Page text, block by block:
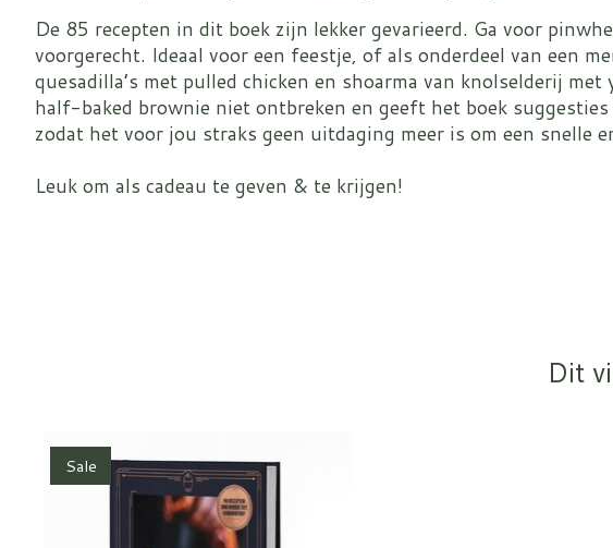
De 85 recepten in dit boek zijn lekker gevarieerd. Ga voor
voorgerecht. Ideaal voor een feestje, of als onderdeel van een
quesadilla’s met pulled chicken en shoarma van knolselderij
half-baked brownie niet ontbreken en geeft het boek
zodat het voor jou straks geen uitdaging meer is om een snelle
Leuk om als cadeau te geven & te krijgen!
Dit
Items van productcarrousel
Sale